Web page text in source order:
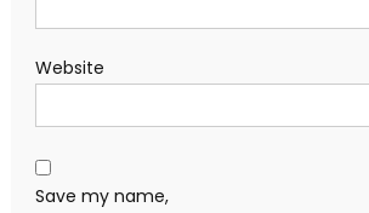
Website
Save my name,